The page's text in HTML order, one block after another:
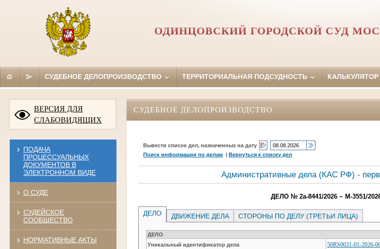
ОДИНЦОВСКИЙ ГОРОДСКОЙ СУД
СУДЕБНОЕ ДЕЛОПРОИЗВОДСТВО ТЕРРИТОРИАЛЬНАЯ ПОДСУДНОСТЬ
ВЕРСИЯ ДЛЯ
СЛАБОВИДЯЩИХ
ПОДАЧА
ПРОЦЕССУАЛЬНЫХ
ДОКУМЕНТОВ В
ЭЛЕКТРОННОМ ВИДЕ
О СУДЕ
СУДЕЙСКОЕ
СООБЩЕСТВО
НОРМАТИВНЫЕ АКТЫ
СУДЕБНОЕ ДЕЛОПРОИЗВОДСТВО
Вывести список дел, назначенных на дату
Поиск информации по делам |Вернуться к списку дел
Административные дела (КАC РФ) -
ДЕЛО № 2а-8441/2026 ~ М-3551/
ДЕЛО ДВИЖЕНИЕ ДЕЛА СТОРОНЫ ПО ДЕЛУ (ТРЕТЬИ ЛИЦА)
ДЕЛО
Уникальный идентификатор дела
50RS0031-01-2026-